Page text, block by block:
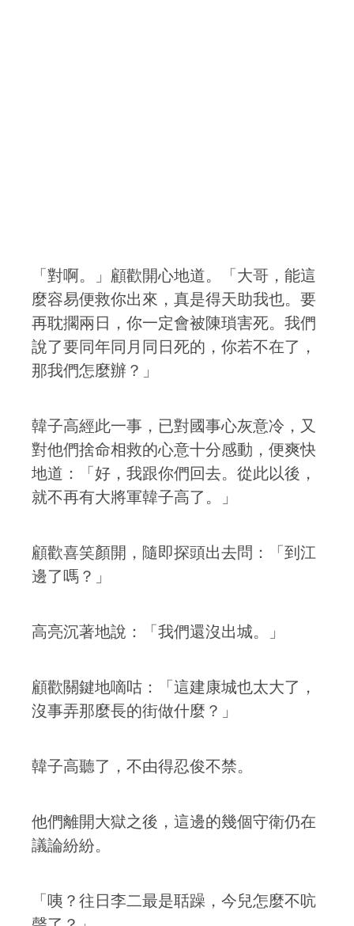
「對啊。」顧歡開心地道。「大哥，能這
麼容易便救你出來，真是得天助我也。要
再耽擱兩日，你一定會被陳瑣害死。我們
說了要同年同月同日死的，你若不在了，
那我們怎麼辦？」
韓子高經此一事，已對國事心灰意冷，又
對他們捨命相救的心意十分感動，便爽快
地道：「好，我跟你們回去。從此以後，
就不再有大將軍韓子高了。」
顧歡喜笑顏開，隨即探頭出去問：「到江
邊了嗎？」
高亮沉著地說：「我們還沒出城。」
顧歡關鍵地嘀咕：「這建康城也太大了，
沒事弄那麼長的街做什麼？」
韓子高聽了，不由得忍俊不禁。
他們離開大獄之後，這邊的幾個守衛仍在
議論紛紛。
「咦？往日李二最是聒躁，今兒怎麼不吭